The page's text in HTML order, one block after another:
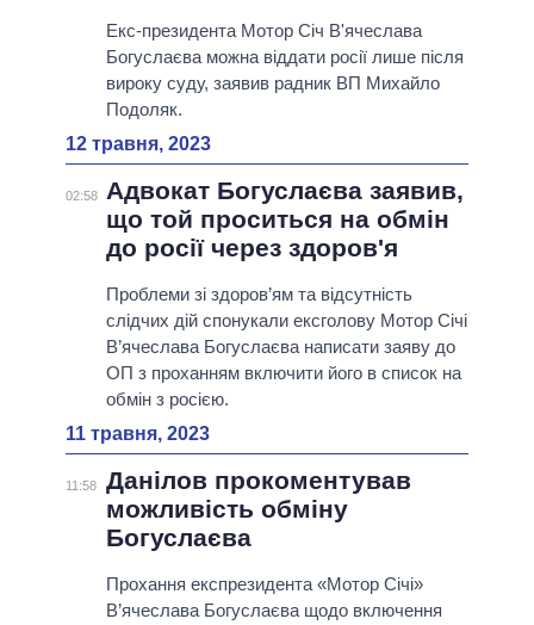
Екс-президента Мотор Січ В'ячеслава
Богуслаєва можна віддати росії лише після
вироку суду, заявив радник ВП Михайло
Подоляк.
12 травня, 2023
02:58
Адвокат Богуслаєва заявив,
що той проситься на обмін
до росії через здоров'я
Проблеми зі здоров’ям та відсутність
слідчих дій спонукали ексголову Мотор Січі
В’ячеслава Богуслаєва написати заяву до
ОП з проханням включити його в список на
обмін з росією.
11 травня, 2023
11:58
Данілов прокоментував
можливість обміну
Богуслаєва
Прохання експрезидента «Мотор Січі»
В’ячеслава Богуслаєва щодо включення